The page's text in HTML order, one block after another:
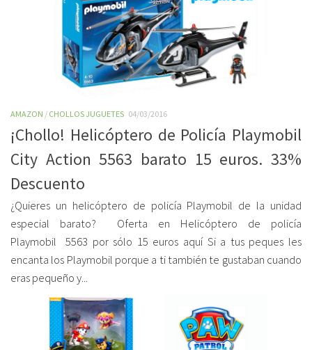
AMAZON / CHOLLOS JUGUETES 04/03/2016
¡Chollo! Helicóptero de Policía Playmobil
City Action 5563 barato 15 euros. 33%
Descuento
¿Quieres un helicóptero de policía Playmobil de la unidad
especial barato? Oferta en Helicóptero de policía
Playmobil 5563 por sólo 15 euros aquí Si a tus peques les
encanta los Playmobil porque a ti también te gustaban cuando
eras pequeño y...